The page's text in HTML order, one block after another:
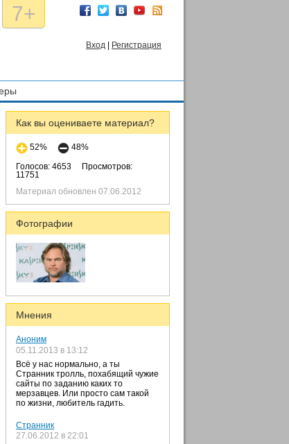
7+
Вход Регистрация
Как вы оцениваете материал?
52%
48%
Голосов: 4653
Просмотров:
11751
Материал обновлен 07.06.2012
Фотографии
Мнения
Аноним
05.11.2013 в 13:12
Всё у нас нормально, а ты
Странник тролль, похабящий чужие
сайты по заданию каких то
мерзавцев. Или просто сам такой
по жизни, любитель гадить.
Странник
27.06.2012 в 22:01